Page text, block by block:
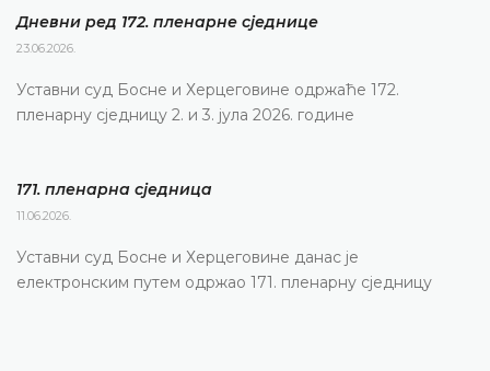
Дневни ред 172. пленарне сједнице
23.06.2026.
Уставни суд Босне и Херцеговине одржаће 172.
пленарну сједницу 2. и 3. јула 2026. године
171. пленарна сједницa
11.06.2026.
Уставни суд Босне и Херцеговине данас је
електронским путем одржао 171. пленарну сједницу